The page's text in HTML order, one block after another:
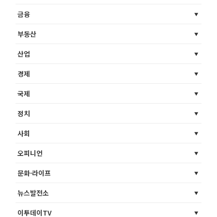
금융
부동산
산업
경제
국제
정치
사회
오피니언
문화·라이프
뉴스발전소
이투데이TV